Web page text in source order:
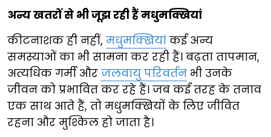
अन्य खतरों से भी जूझ रही हैं मधुमक्खियां
कीटनाशक ही नहीं, मधुमक्खियां कई अन्य
समस्याओं का भी सामना कर रही हैं। बढ़ता तापमान,
अत्यधिक गर्मी और जलवायु परिवर्तन भी उनके
जीवन को प्रभावित कर रहे हैं। जब कई तरह के तनाव
एक साथ आते हैं, तो मधुमक्खियों के लिए जीवित
रहना और मुश्किल हो जाता है।